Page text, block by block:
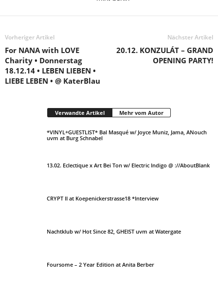
Vorheriger Artikel
For NANA with LOVE
Charity • Donnerstag
18.12.14 • LEBEN LIEBEN •
LIEBE LEBEN • @ KaterBlau
Nächster Artikel
20.12. KONZULÁT – GRAND
OPENING PARTY!
Verwandte Artikel Mehr vom Autor
*VINYL+GUESTLIST* Bal Masqué w/ Joyce Muniz, Jama, ANouch
uvm at Burg Schnabel
13.02. Eclectique x Art Bei Ton w/ Electric Indigo @ ://AboutBlank
CRYPT II at Koepenickerstrasse18 *Interview
Nachtklub w/ Hot Since 82, GHEIST uvm at Watergate
Foursome – 2 Year Edition at Anita Berber